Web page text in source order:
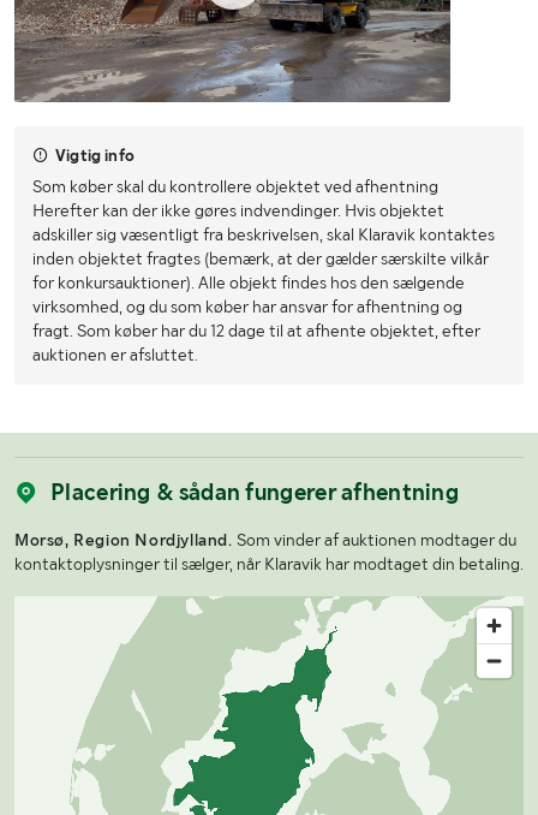
Vigtig info
Som køber skal du kontrollere objektet ved afhentning
Herefter kan der ikke gøres indvendinger. Hvis objektet
adskiller sig væsentligt fra beskrivelsen, skal Klaravik kontaktes
inden objektet fragtes (bemærk, at der gælder særskilte vilkår
for konkursauktioner). Alle objekt findes hos den sælgende
virksomhed, og du som køber har ansvar for afhentning og
fragt. Som køber har du 12 dage til at afhente objektet, efter
auktionen er afsluttet.
Placering & sådan fungerer afhentning
Morsø, Region Nordjylland. Som vinder af auktionen modtager du
kontaktoplysninger til sælger, når Klaravik har modtaget din betaling.